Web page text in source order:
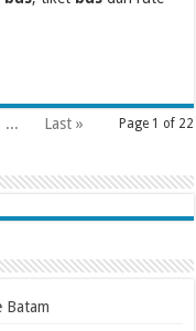
Page 1 of 22
... Last »
Batam